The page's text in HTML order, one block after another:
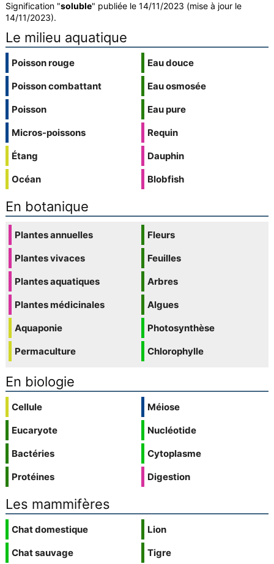
Signification "soluble" publiée le 14/11/2023 (mise à jour le
14/11/2023).
Le milieu aquatique
Poisson rouge
Poisson combattant
Poisson
Micros-poissons
Étang
Océan
Eau douce
Eau osmosée
Eau pure
Requin
Dauphin
Blobfish
En botanique
Plantes annuelles
Plantes vivaces
Plantes aquatiques
Plantes médicinales
Aquaponie
Permaculture
Fleurs
Feuilles
Arbres
Algues
Photosynthèse
Chlorophylle
En biologie
Cellule
Eucaryote
Bactéries
Protéines
Méiose
Nucléotide
Cytoplasme
Digestion
Les mammifères
Chat domestique
Chat sauvage
Lion
Tigre